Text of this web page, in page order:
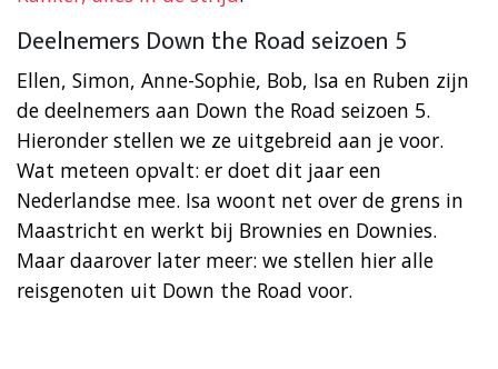
Deelnemers Down the Road seizoen 5
Ellen, Simon, Anne-Sophie, Bob, Isa en Ruben zijn
de deelnemers aan Down the Road seizoen 5.
Hieronder stellen we ze uitgebreid aan je voor.
Wat meteen opvalt: er doet dit jaar een
Nederlandse mee. Isa woont net over de grens in
Maastricht en werkt bij Brownies en Downies.
Maar daarover later meer: we stellen hier alle
reisgenoten uit Down the Road voor.